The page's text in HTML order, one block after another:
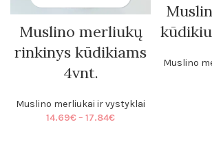
Muslino merliukų
rinkinys kūdikiams
4vnt.
Muslino merliukai ir vystyklai
14.69€– 17.84€Price
Muslino